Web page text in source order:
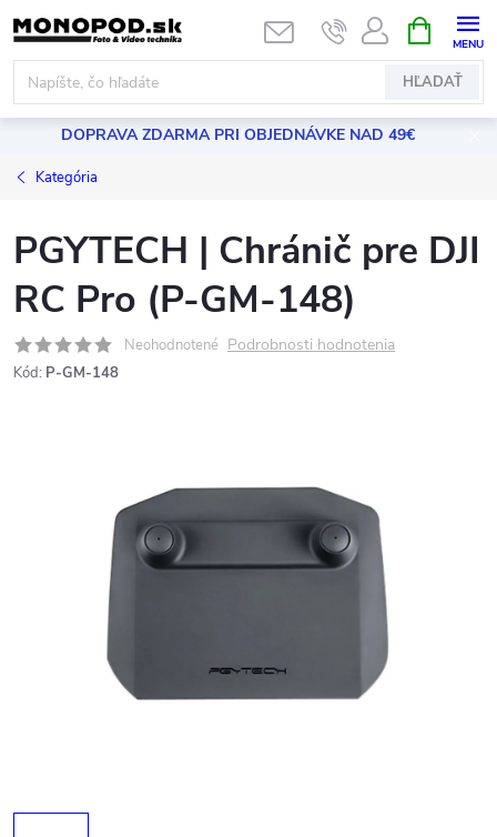
Prejsť
na
obsah
HĽADAŤ
KOŠÍK
DOPRAVA ZDARMA PRI OBJEDNÁVKE NAD 49€
Kategória
PGYTECH | Chránič pre DJI
RC Pro (P-GM-148)
Neohodnotené Podrobnosti hodnotenia
Kód: P-GM-148